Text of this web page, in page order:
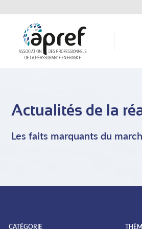
Actualités de la
Les faits marquants du
CATÉGORIE